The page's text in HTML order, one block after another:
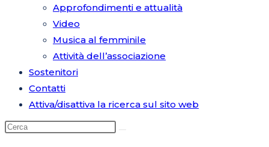
Approfondimenti e attualità
Video
Musica al femminile
Attività dell’associazione
Sostenitori
Contatti
Attiva/disattiva la ricerca sul sito web